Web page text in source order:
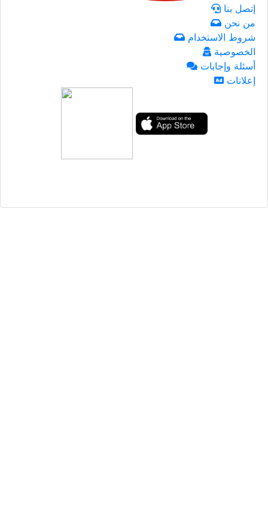
إتصل بنا
من نحن
شروط الاستخدام
الخصوصية
أسئلة وإجابات
إعلانات